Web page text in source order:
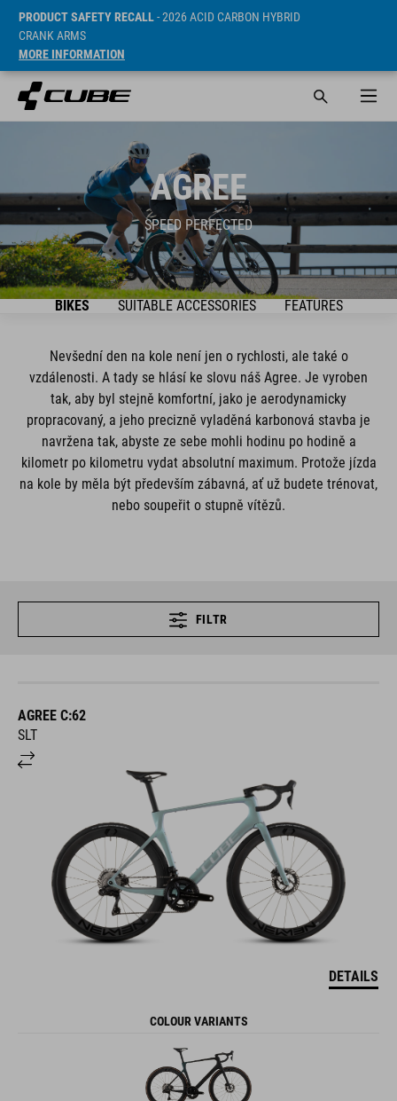
PRODUCT SAFETY RECALL- 2026 ACID CARBON HYBRID
CRANK ARMS
MORE INFORMATION
AGREE
SPEED PERFECTED
BIKES SUITABLE ACCESSORIES FEATURES
Nevšední den na kole není jen o rychlosti, ale také o
vzdálenosti. A tady se hlásí ke slovu náš Agree. Je vyroben
tak, aby byl stejně komfortní, jako je aerodynamicky
propracovaný, a jeho precizně vyladěná karbonová stavba je
navržena tak, abyste ze sebe mohli hodinu po hodině a
kilometr po kilometru vydat absolutní maximum. Protože jízda
na kole by měla být především zábavná, ať už budete trénovat,
nebo soupeřit o stupně vítězů.
FILTR
AGREE C:62
SLT
DETAILS
COLOUR VARIANTS